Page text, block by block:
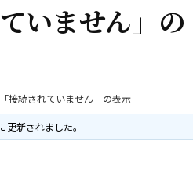
いません」の
接続されていません」の表示
更新されました。